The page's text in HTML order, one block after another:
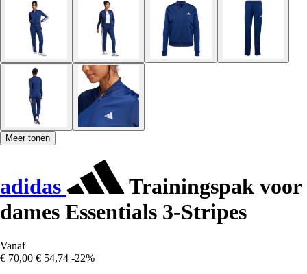
Meer tonen
adidas
Trainingspak voor
dames Essentials 3-Stripes
Vanaf
€ 70,00 € 54,74 -22%